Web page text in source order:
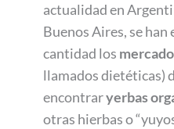
actualidad en
Buenos Aires, se han
cantidad los
llamados dietéticas)
encontraryerbas
otras hierbas o